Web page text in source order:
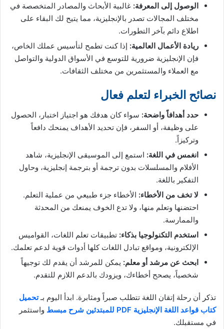
الوصول إلى المعرفة: غالبية الأبحاث والمصادر المتخصصة في
مختلف المجالات تصدر بالإنجليزية، مما يتيح لك البقاء على
اطلاع دائم بآخر التطورات.
ريادة الأعمال العالمية: إذا كنت تطمح لتأسيس عملك الخاص،
فإن الإنجليزية ضرورية للتوسع في الأسواق الدولية والتواصل
مع العملاء والمستثمرين من مختلف الثقافات.
نصائح الخبراء لتعلم فعال
حدد أهدافاً واضحة: سواء كان هدفك هو اجتياز اختبار، الحصول
على وظيفة، أو السفر، فإن تحديد الأهداف يمنحك دافعاً
وتركيزاً.
انغمس في اللغة: استمع إلى الموسيقى الإنجليزية، شاهد
الأفلام والمسلسلات بدون ترجمة أو بترجمة إنجليزية، وحاول
التفكير باللغة.
لا تخف من الأخطاء: الأخطاء جزء طبيعي من عملية التعلم.
احتضنها وتعلم منها، ولا تدع الخوف يمنعك من المحدثة
والممارسة.
استخدم التكنولوجيا بذكاء: تطبيقات تعلم اللغات، القواميس
الإلكترونية، ومواقع تبادل اللغات كلها أدوات قوية لدعم تعلمك.
ابحث عن مرشد أو معلم: يمكن للمرشد أن يقدم لك توجيهاً
شخصياً، يصحح أخطاءك، ويزودك بالدعم اللازم للتقدم.
تذكر أن رحلة إتقان اللغة تتطلب صبراً ومثابرة. ابدأ اليوم بـتحميل
كتاب قواعد اللغة الإنجليزية PDF للمبتدئين شرح مبسط
واستثمر
في مستقبلك.